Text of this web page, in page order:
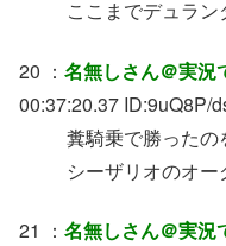
ここまでデュラ
20 ： 名無しさん＠実況
00:37:20.37 ID:9uQ8P/
糞騎乗で勝った
シーザリオのオー
21 ： 名無しさん＠実況